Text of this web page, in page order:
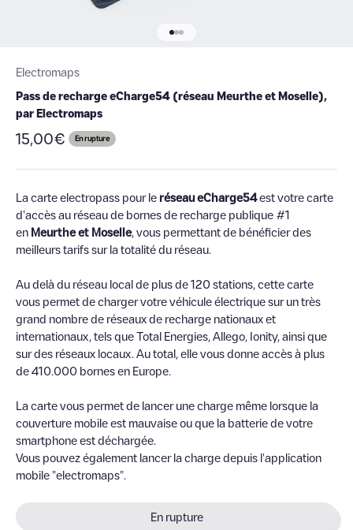
Electromaps
Pass de recharge eCharge54 (réseau Meurthe et Moselle),
par Electromaps
Prix de vente
15,00€ En rupture
La carte electropass pour le réseau eCharge54est votre carte
d'accès au réseau de bornes de recharge publique #1
en Meurthe et Moselle, vous permettant de bénéficier des
meilleurs tarifs sur la totalité du réseau.
Au delà du réseau local de plus de 120 stations, cette carte
vous permet de charger votre véhicule électrique sur un très
grand nombre de réseaux de recharge nationaux et
internationaux, tels que Total Energies, Allego, Ionity, ainsi que
sur des réseaux locaux. Au total, elle vous donne accès à plus
de 410.000 bornes en Europe.
La carte vous permet de lancer une charge même lorsque la
couverture mobile est mauvaise ou que la batterie de votre
smartphone est déchargée.
Vous pouvez également lancer la charge depuis l'application
mobile "electromaps".
En rupture